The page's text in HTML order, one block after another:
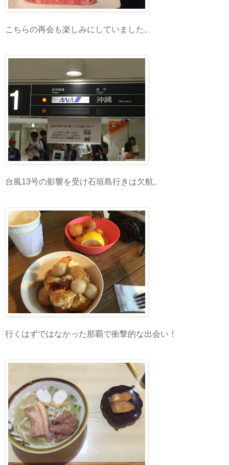
こちらの再会も楽しみにしていました。
台風13号の影響を受け石垣島行きは欠航。
行くはずではなかった那覇で衝撃的な出会い！